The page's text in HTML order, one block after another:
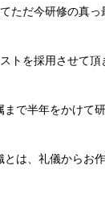
電気・
ただ今研修の真っ
トを採用させて頂
で半年をかけて
は、礼儀からお